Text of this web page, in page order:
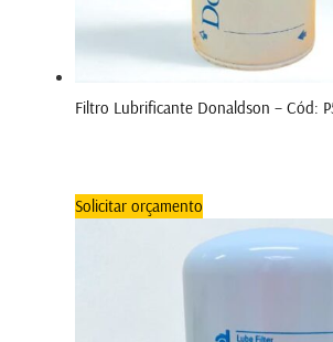
Filtro Lubrificante Donaldson – Cód:
Solicitar orçamento